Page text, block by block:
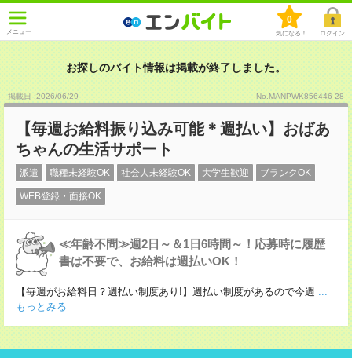
メニュー
0
気になる！ ログイン
お探しのバイト情報は掲載が終了しました。
掲載日 :2026/06/29 No.MANPWK856446-28
【毎週お給料振り込み可能＊週払い】おばあ
ちゃんの生活サポート
派遣 職種未経験OK 社会人未経験OK 大学生歓迎 ブランクOK
WEB登録・面接OK
≪年齢不問≫週2日～＆1日6時間～！応募時に履歴
書は不要で、お給料は週払いOK！
【毎週がお給料日？週払い制度あり!】週払い制度があるので今週 ...
もっとみる